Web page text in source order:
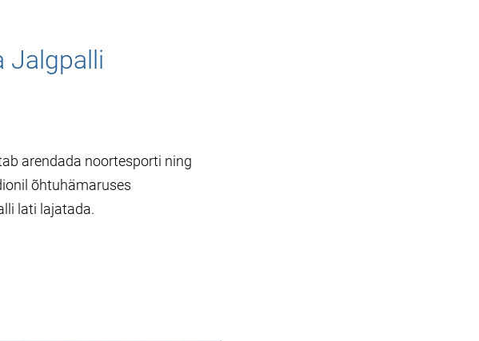
Jalgpalli
arendada noortesporti ning
õhtuhämaruses
lati lajatada.